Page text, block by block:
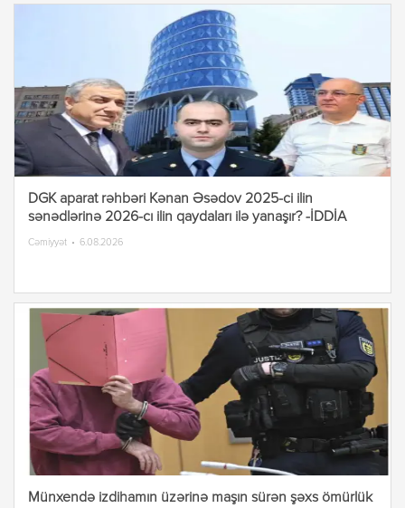
DGK aparat rəhbəri Kənan Əsədov 2025-ci ilin
sənədlərinə 2026-cı ilin qaydaları ilə yanaşır? -İDDİA
Cəmiyyət 6.08.2026
Münxendə izdihamın üzərinə maşın sürən şəxs ömürlük